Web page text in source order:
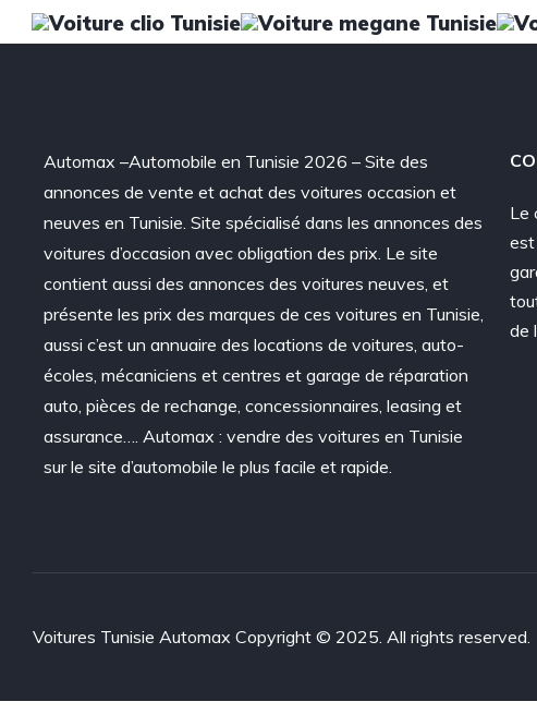
Automax –Automobile en Tunisie 2026 – Site des
annonces de vente et achat des voitures occasion et
neuves en Tunisie. Site spécialisé dans les annonces des
voitures d’occasion avec obligation des prix. Le site
contient aussi des annonces des voitures neuves, et
présente les prix des marques de ces voitures en Tunisie,
aussi c’est un annuaire des locations de voitures, auto-
écoles, mécaniciens et centres et garage de réparation
auto, pièces de rechange, concessionnaires, leasing et
assurance…. Automax : vendre des voitures en Tunisie
sur le site d’automobile le plus facile et rapide.
Le
est
de
Voitures Tunisie Automax Copyright © 2025. All rights reserved.